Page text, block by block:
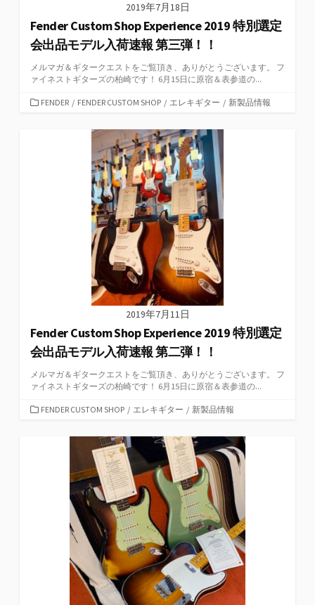
2019年7月18日
Fender Custom Shop Experience 2019 特別選定
会出品モデル入荷速報 第三弾！！
メルマガ＆ギタークエストをご覧頂き、ありがとうございます。 フ
ァイネストギターズの柏崎です！ 6月15日に原宿＆表参道の...
カFENDER / FENDER CUSTOM SHOP / エレキギター / 新製品情報
2019年7月11日
Fender Custom Shop Experience 2019 特別選定
会出品モデル入荷速報 第二弾！！
メルマガ＆ギタークエストをご覧頂き、ありがとうございます。 フ
ァイネストギターズの柏崎です！ 6月15日に原宿＆表参道の...
カFENDER CUSTOM SHOP / エレキギター / 新製品情報